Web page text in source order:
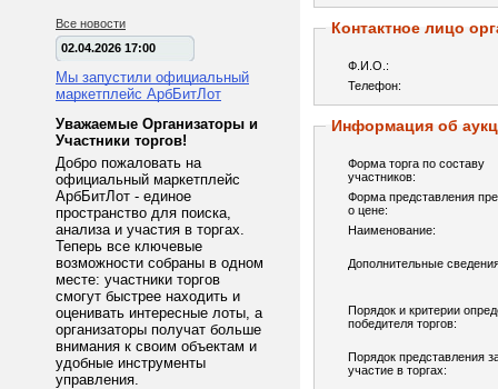
Все новости
02.04.2026 17:00
Мы запустили официальный
маркетплейс АрбБитЛот
Уважаемые Организаторы и
Участники торгов!
Добро пожаловать на
официальный маркетплейс
АрбБитЛот - единое
пространство для поиска,
анализа и участия в торгах.
Теперь все ключевые
возможности собраны в одном
месте: участники торгов
смогут быстрее находить и
оценивать интересные лоты, а
организаторы получат больше
внимания к своим объектам и
удобные инструменты
управления.
Контактное лицо
Ф.И.О.:
Телефон:
Информация об
Форма торга по составу
участников:
Форма представления
о цене:
Наименование:
Дополнительные
Порядок и критерии
победителя торгов:
Порядок представления
участие в торгах: